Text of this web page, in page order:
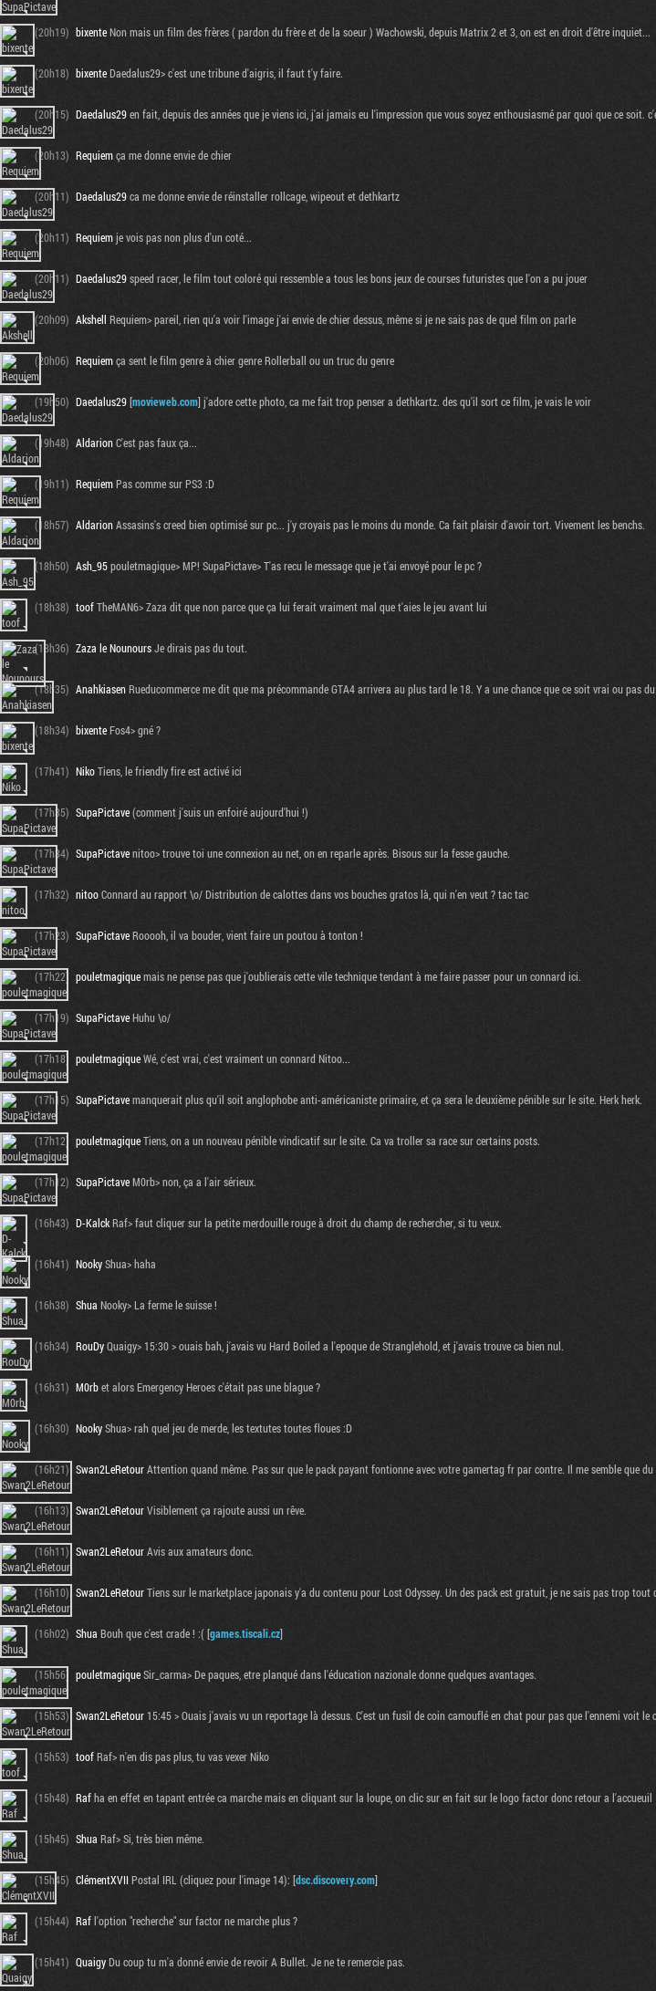
(20h19) bixenteNon mais un film des frères ( pardon du frère et de la soeur ) Wachowski, depuis Matrix 2 et 3, on est en droit d'être inquiet...
(20h18) bixenteDaedalus29> c'est une tribune d'aigris, il faut t'y faire.
(20h15) Daedalus29en fait, depuis des années que je viens ici, j'ai jamais eu l'impression que vous soyez enthousiasmé par quoi que ce soit.
(20h13) Requiemça me donne envie de chier
(20h11) Daedalus29ca me donne envie de réinstaller rollcage, wipeout et dethkartz
(20h11) Requiemje vois pas non plus d'un coté...
(20h11) Daedalus29speed racer, le film tout coloré qui ressemble a tous les bons jeux de courses futuristes que l'on a pu jouer
(20h09) Akshell Requiem> pareil, rien qu'a voir l'image j'ai envie de chier dessus, même si je ne sais pas de quel film on parle
(20h06) Requiemça sent le film genre à chier genre Rollerball ou un truc du genre
(19h50) Daedalus29[movieweb.com] j'adore cette photo, ca me fait trop penser a dethkartz. des qu'il sort ce film, je vais le voir
(19h48) AldarionC'est pas faux ça...
(19h11) RequiemPas comme sur PS3 :D
(18h57) AldarionAssasins's creed bien optimisé sur pc... j'y croyais pas le moins du monde. Ca fait plaisir d'avoir tort. Vivement les benchs.
(18h50) Ash_95pouletmagique> MP! SupaPictave> T'as recu le message que je t'ai envoyé pour le pc ?
(18h38) toofTheMAN6> Zaza dit que non parce que ça lui ferait vraiment mal que t'aies le jeu avant lui
(18h36) Zaza le NounoursJe dirais pas du tout.
(18h35) AnahkiasenRueducommerce me dit que ma précommande GTA4 arrivera au plus tard le 18. Y a une chance que ce soit vrai ou pas
(18h34) bixenteFos4> gné ?
(17h41) NikoTiens, le friendly fire est activé ici
(17h35) SupaPictave(comment j'suis un enfoiré aujourd'hui !)
(17h34) SupaPictavenitoo> trouve toi une connexion au net, on en reparle après. Bisous sur la fesse gauche.
(17h32) nitooConnard au rapport \o/ Distribution de calottes dans vos bouches gratos là, qui n'en veut ? tac tac
(17h23) SupaPictaveRooooh, il va bouder, vient faire un poutou à tonton !
(17h22) pouletmagiquemais ne pense pas que j'oublierais cette vile technique tendant à me faire passer pour un connard ici.
(17h19) SupaPictaveHuhu \o/
(17h18) pouletmagiqueWé, c'est vrai, c'est vraiment un connard Nitoo...
(17h15) SupaPictavemanquerait plus qu'il soit anglophobe anti-américaniste primaire, et ça sera le deuxième pénible sur le site. Herk herk.
(17h12) pouletmagiqueTiens, on a un nouveau pénible vindicatif sur le site. Ca va troller sa race sur certains posts.
(17h12) SupaPictaveM0rb> non, ça a l'air sérieux.
(16h43) D-KalckRaf> faut cliquer sur la petite merdouille rouge à droit du champ de rechercher, si tu veux.
(16h41) NookyShua> haha
(16h38) Shua Nooky> La ferme le suisse !
(16h34) RouDyQuaigy> 15:30 > ouais bah, j'avais vu Hard Boiled a l'epoque de Stranglehold, et j'avais trouve ca bien nul.
(16h31) M0rbet alors Emergency Heroes c'était pas une blague ?
(16h30) NookyShua> rah quel jeu de merde, les textutes toutes floues :D
(16h21) Swan2LeRetourAttention quand même. Pas sur que le pack payant fontionne avec votre gamertag fr par contre. Il me semble que
(16h13) Swan2LeRetourVisiblement ça rajoute aussi un rêve.
(16h11) Swan2LeRetourAvis aux amateurs donc.
(16h10) Swan2LeRetourTiens sur le marketplace japonais y'a du contenu pour Lost Odyssey. Un des pack est gratuit, je ne sais pas trop
(16h02) Shua Bouh que c'est crade ! :( [games.tiscali.cz]
(15h56) pouletmagiqueSir_carma> De paques, etre planqué dans l'éducation nazionale donne quelques avantages.
(15h53) Swan2LeRetour15:45 > Ouais j'avais vu un reportage là dessus. C'est un fusil de coin camouflé en chat pour pas que l'ennemi voit le
(15h53) toofRaf> n'en dis pas plus, tu vas vexer Niko
(15h48) Rafha en effet en tapant entrée ca marche mais en cliquant sur la loupe, on clic sur en fait sur le logo factor donc retour a l'accueuil
(15h45) Shua Raf> Si, très bien même.
(15h45) ClémentXVIIPostal IRL (cliquez pour l'image 14): [dsc.discovery.com]
(15h44) Rafl'option "recherche" sur factor ne marche plus ?
(15h41) QuaigyDu coup tu m'a donné envie de revoir A Bullet. Je ne te remercie pas.